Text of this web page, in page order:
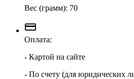
Вес (грамм): 70
Оплата:
- Картой на сайте
- По счету (для юридических